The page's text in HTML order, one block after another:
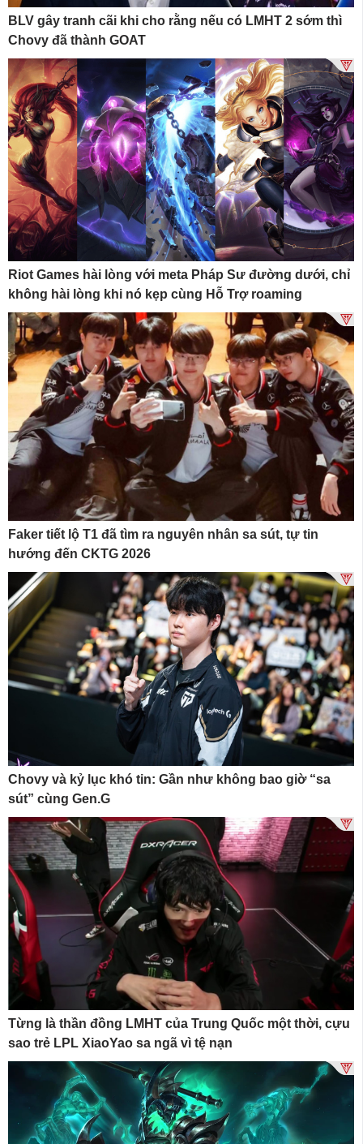
BLV gây tranh cãi khi cho rằng nếu có LMHT 2 sớm thì
Chovy đã thành GOAT
Riot Games hài lòng với meta Pháp Sư đường dưới, chỉ
không hài lòng khi nó kẹp cùng Hỗ Trợ roaming
Faker tiết lộ T1 đã tìm ra nguyên nhân sa sút, tự tin
hướng đến CKTG 2026
Chovy và kỷ lục khó tin: Gần như không bao giờ “sa
sút” cùng Gen.G
Từng là thần đồng LMHT của Trung Quốc một thời, cựu
sao trẻ LPL XiaoYao sa ngã vì tệ nạn